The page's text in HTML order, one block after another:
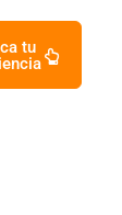
tu